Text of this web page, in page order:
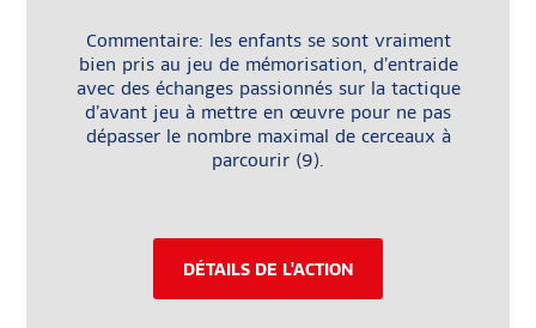
Commentaire: les enfants se sont vraiment
bien pris au jeu de mémorisation, d’entraide
avec des échanges passionnés sur la tactique
d’avant jeu à mettre en œuvre pour ne pas
dépasser le nombre maximal de cerceaux à
parcourir (9).
DÉTAILS DE L'ACTION